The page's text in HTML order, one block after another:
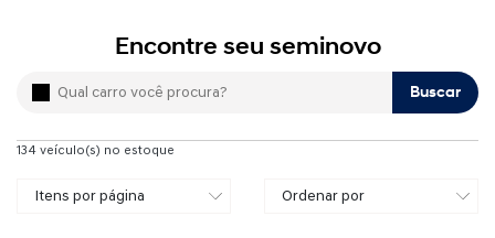
Encontre seu seminovo
Buscar
134 veículo(s) no estoque